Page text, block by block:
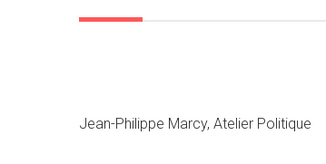
Jean-Philippe Marcy, Atelier Politique